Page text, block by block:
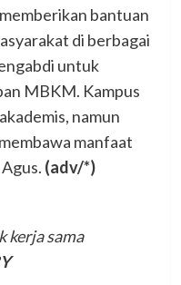
bantuan
di berbagai
untuk
MBKM. Kampus
namun
manfaat
(adv/*)
kerja sama